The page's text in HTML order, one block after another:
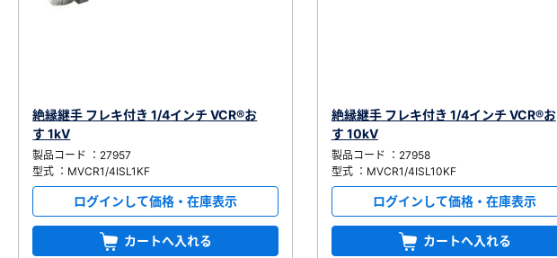
絶縁継手 フレキ付き 1/4インチ VCR®お
す 1kV
製品コード ：27957
型式 ：MVCR1/4ISL1KF
ログインして価格・在庫表示
カートへ入れる
絶縁継手 フレキ付き 1/4インチ VCR®お
す 10kV
製品コード ：27958
型式 ：MVCR1/4ISL10KF
ログインして価格・在庫表示
カートへ入れる